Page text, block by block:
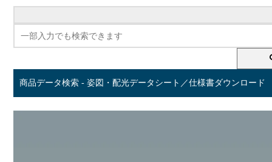
商品データ検索 - 姿図・配光データシート／仕様書ダウンロード